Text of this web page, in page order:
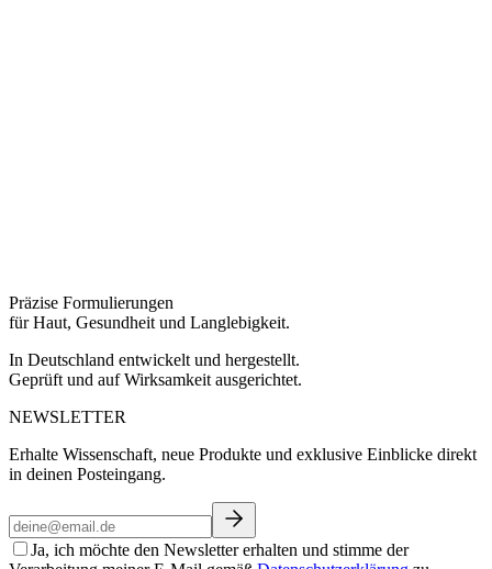
Präzise Formulierungen
für Haut, Gesundheit und Langlebigkeit.
In Deutschland entwickelt und hergestellt.
Geprüft und auf Wirksamkeit ausgerichtet.
NEWSLETTER
Erhalte Wissenschaft, neue Produkte und exklusive Einblicke direkt
in deinen Posteingang.
Ja, ich möchte den Newsletter erhalten und stimme der